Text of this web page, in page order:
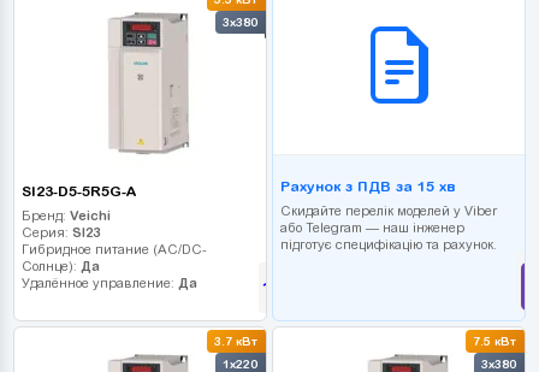
3x380
SI23-D5-5R5G-A
Бренд: Veichi
Серия: SI23
Гибридное питание (AC/DC-
Солнце): Да
Удалённое управление: Да 14 805
Рахунок з ПДВ за 15 хв
Скидайте перелік моделей у Viber
або Telegram — наш інженер
підготує специфікацію та рахунок.
3.7 кВт
1x220
7.5 кВт
3x380